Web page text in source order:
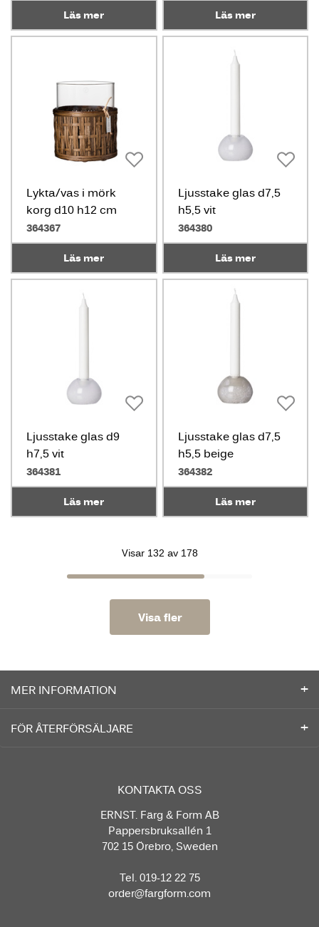
Läs mer Läs mer
Lykta/vas i mörk
korg d10 h12 cm
364367
Läs mer
Ljusstake glas d7,5
h5,5 vit
364380
Läs mer
Ljusstake glas d9
h7,5 vit
364381
Läs mer
Ljusstake glas d7,5
h5,5 beige
364382
Läs mer
Visar 132 av 178
Visa fler
MER INFORMATION
FÖR ÅTERFÖRSÄLJARE
KONTAKTA OSS
ERNST. Färg & Form AB
Pappersbruksallén 1
702 15 Örebro, Sweden
Tel. 019-12 22 75
order@fargform.com